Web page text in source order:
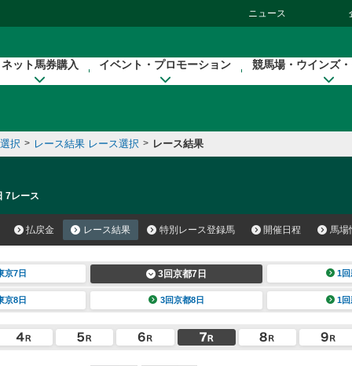
ニュース
ネット馬券購入 イベント・プロモーション 競馬場・ウインズ
択 > レース結果 レース選択 > レース結果
7レース
払戻金 レース結果 特別レース登録馬 開催日程 馬場
京7日 3回京都7日 1
京8日 3回京都8日 1